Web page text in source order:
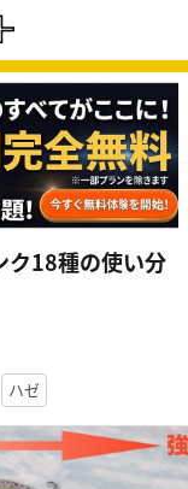
ク18種の使い分
ハゼ